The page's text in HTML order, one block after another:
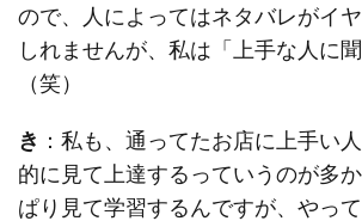
ので、人によってはネタバレがイ
しれませんが、私は「上手な人に
（笑）
き ：私も、通ってたお店に上手い
的に見て上達するっていうのが多
ぱり見て学習するんですが、やっ